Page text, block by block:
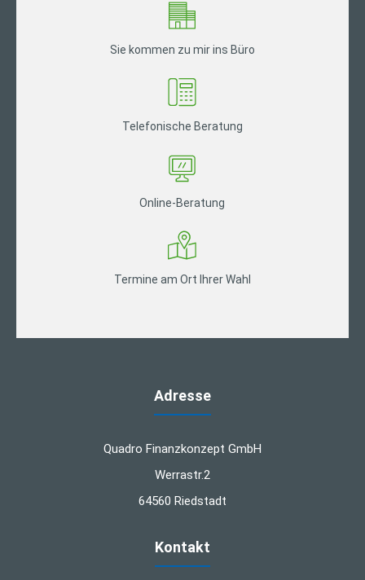
Sie kommen zu mir ins Büro
Telefonische Beratung
Online-Beratung
Termine am Ort Ihrer Wahl
Adresse
Quadro Finanzkonzept GmbH
Werrastr.2
64560 Riedstadt
Kontakt